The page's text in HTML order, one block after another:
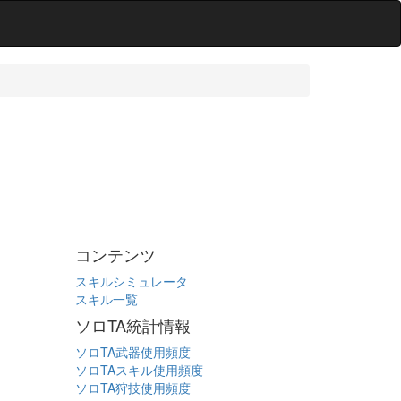
コンテンツ
スキルシミュレータ
スキル一覧
ソロTA統計情報
ソロTA武器使用頻度
ソロTAスキル使用頻度
ソロTA狩技使用頻度